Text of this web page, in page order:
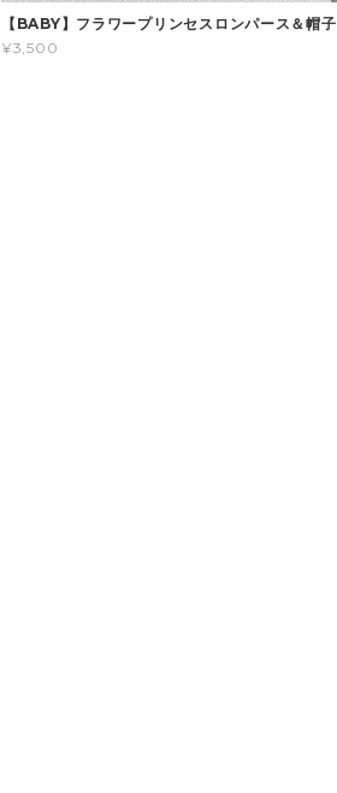
【BABY】フラワープリンセスロンパース＆帽子
¥3,500